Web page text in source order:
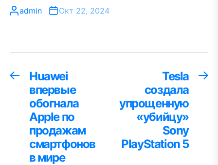
admin Окт 22, 2024
Навигация
записям
Предыдущая
запись:
Huawei
впервые
обогнала
Apple по
продажам
смартфонов
в мире
Tesla
создала
упрощенную
«убийцу»
Sony
PlayStation 5